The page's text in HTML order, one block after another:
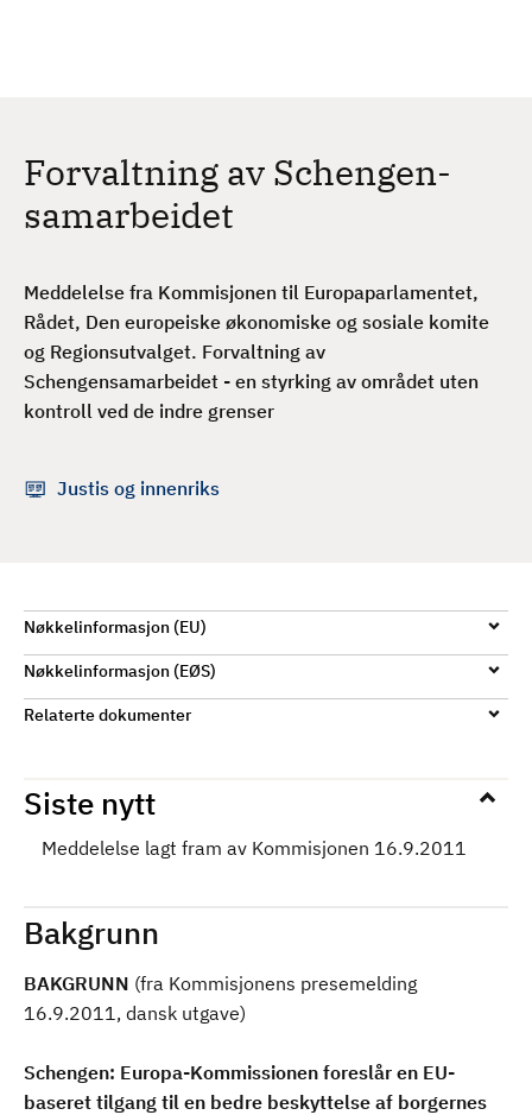
Forvaltning av Schengen-
samarbeidet
Meddelelse fra Kommisjonen til Europaparlamentet,
Rådet, Den europeiske økonomiske og sosiale komite
og Regionsutvalget. Forvaltning av
Schengensamarbeidet - en styrking av området uten
kontroll ved de indre grenser
Justis og innenriks
Nøkkelinformasjon (EU)
Nøkkelinformasjon (EØS)
Relaterte dokumenter
Siste nytt
Meddelelse lagt fram av Kommisjonen 16.9.2011
Bakgrunn
BAKGRUNN (fra Kommisjonens presemelding
16.9.2011, dansk utgave)
Schengen: Europa-Kommissionen foreslår en EU-
baseret tilgang til en bedre beskyttelse af borgernes